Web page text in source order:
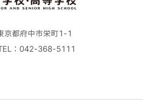
都府中市栄町1-1
：042-368-5111